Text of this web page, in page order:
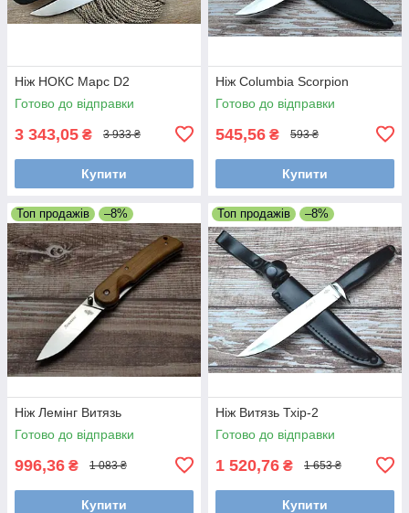
Ніж НОКС Марс D2
Готово до відправки
3 343,05 ₴ 3 933 ₴
Купити
Ніж Columbia Scorpion
Готово до відправки
545,56 ₴ 593 ₴
Купити
Топ продажів –8%
Ніж Лемінг Витязь
Готово до відправки
996,36 ₴ 1 083 ₴
Купити
Топ продажів –8%
Ніж Витязь Тхір-2
Готово до відправки
1 520,76 ₴ 1 653 ₴
Купити